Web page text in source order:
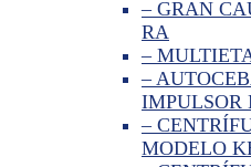
– GRAN
RA
–
–
IMPULSOR
–
MODELO